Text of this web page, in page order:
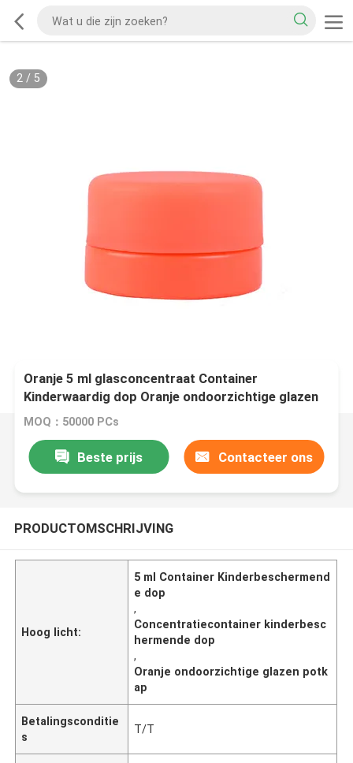
2/ 5
Oranje 5 ml glasconcentraat Container
Kinderwaardig dop Oranje ondoorzichtige glazen
pot
MOQ：50000 PCs
Beste prijs Contacteer ons
PRODUCTOMSCHRIJVING
Hoog licht:
5 ml Container Kinderbeschermend
e dop
,
Concentratiecontainer kinderbesc
hermende dop
,
Oranje ondoorzichtige glazen potk
ap
Betalingsconditie
s
T/T